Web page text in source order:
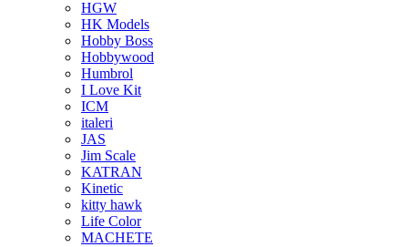
HGW
HK Models
Hobby Boss
Hobbywood
Humbrol
I Love Kit
ICM
italeri
JAS
Jim Scale
KATRAN
Kinetic
kitty hawk
Life Color
MACHETE